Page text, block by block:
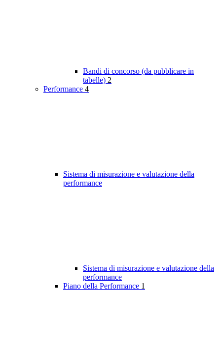
Bandi di concorso (da pubblicare in
tabelle) 2
Performance 4
Sistema di misurazione e valutazione della
performance
Sistema di misurazione e valutazione della
performance
Piano della Performance 1